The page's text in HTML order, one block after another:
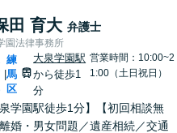
田 育大 弁護士
園法律事務所
練
馬
区
大泉学園駅
から徒歩1
分
営業時間：10:00~2
1:00（土日祝日）
泉学園駅徒歩1分】【初回相談無
婚・男女問題／遺産相続／交通